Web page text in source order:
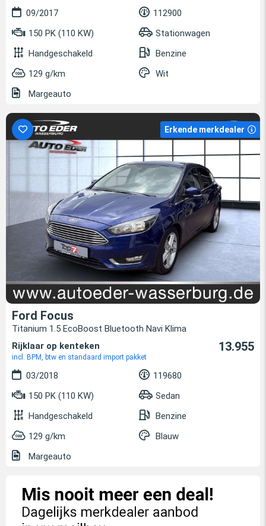
09/2017
112900
150 PK (110 KW)
Stationwagen
Handgeschakeld
Benzine
129 g/km
Wit
Margeauto
Erkende merkdealer
Ford Focus
Titanium 1.5 EcoBoost Bluetooth Navi Klima
Rijklaar op kenteken
incl. BPM, btw en standaard import pakket
13.955
03/2018
119680
150 PK (110 KW)
Sedan
Handgeschakeld
Benzine
129 g/km
Blauw
Margeauto